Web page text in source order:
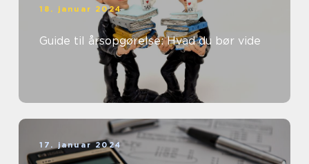
18. januar 2024
Guide til årsopgørelse: Hvad du bør vide
17. januar 2024